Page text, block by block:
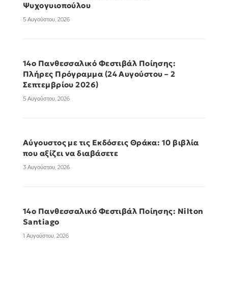
Ψυχογυιοπούλου
5 Αυγούστου, 2026
14ο Πανθεσσαλικό Φεστιβάλ Ποίησης:
Πλήρες Πρόγραμμα (24 Αυγούστου – 2
Σεπτεμβρίου 2026)
5 Αυγούστου, 2026
Αύγουστος με τις Εκδόσεις Θράκα: 10 βιβλία
που αξίζει να διαβάσετε
3 Αυγούστου, 2026
14ο Πανθεσσαλικό Φεστιβάλ Ποίησης: Nilton
Santiago
1 Αυγούστου, 2026